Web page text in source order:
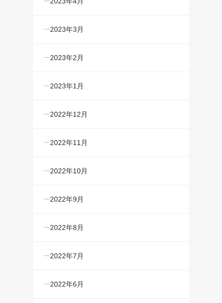
2023年3月
2023年2月
2023年1月
2022年12月
2022年11月
2022年10月
2022年9月
2022年8月
2022年7月
2022年6月